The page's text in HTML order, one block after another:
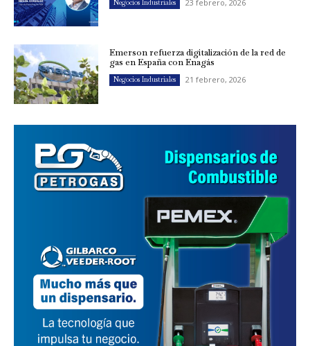
Negocios Industriales 23 febrero, 2026
Emerson refuerza digitalización de la red de
gas en España con Enagás
Negocios Industriales 21 febrero, 2026